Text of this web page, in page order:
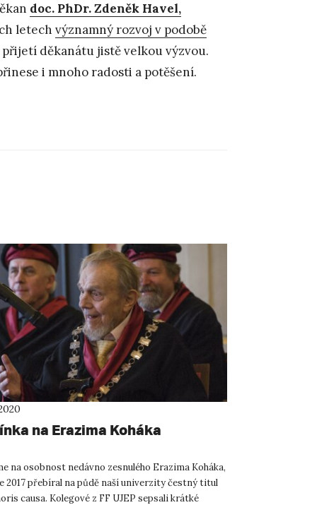
doc. PhDr. Zdeněk Havel,
letech významný rozvoj v podobě
přijetí děkanátu jistě velkou výzvou.
i mnoho radosti a potěšení.
na Erazima Koháka
na osobnost nedávno zesnulého Erazima Koháka,
2017 přebíral na půdě naší univerzity čestný titul
causa. Kolegové z FF UJEP sepsali krátké